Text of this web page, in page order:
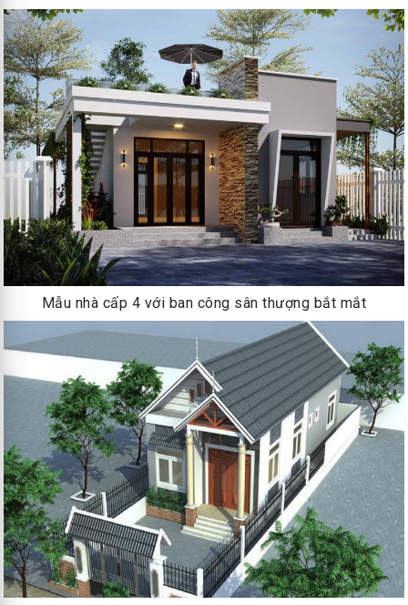
Mẫu nhà cấp 4 với ban công sân thượng bắt mắt